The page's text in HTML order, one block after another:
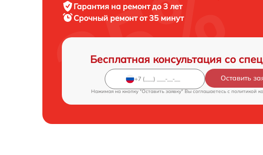
Гарантия на ремонт до 3 лет
Срочный ремонт от 35 минут
Бесплатная консультация со
Оставить
Нажимая на кнопку "Оставить заявку" Вы соглашаетесь c политикой